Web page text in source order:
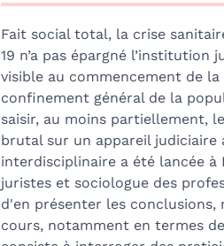
Plan
Texte
Bibliographie
Notes
Citer cet article
Auteurs
Fait social total, la crise
19 n’a pas épargné l’institution
visible au commencement de
confinement général de la
saisir, au moins partiellement,
brutal sur un appareil judiciaire
interdisciplinaire a été lancée à
juristes et sociologue des
d'en présenter les
cours, notamment en termes